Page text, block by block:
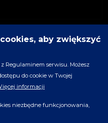
aby zwiększyć
Regulaminem serwisu. Możesz
do cookie w Twojej
informacji
niezbędne funkcjonowania,